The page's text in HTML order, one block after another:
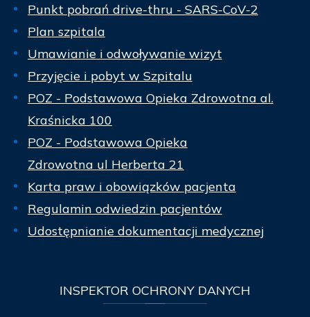
Punkt pobrań drive-thru - SARS-CoV-2
Plan szpitala
Umawianie i odwoływanie wizyt
Przyjęcie i pobyt w Szpitalu
POZ - Podstawowa Opieka Zdrowotna al.
Kraśnicka 100
POZ - Podstawowa Opieka
Zdrowotna ul Herberta 21
Karta praw i obowiązków pacjenta
Regulamin odwiedzin pacjentów
Udostępnianie dokumentacji medycznej
INSPEKTOR OCHRONY DANYCH